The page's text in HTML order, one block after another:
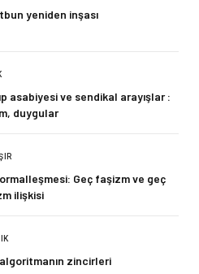
yeniden inşası
asabiyesi ve sendikal arayışlar :
duygular
Geç faşizm ve geç
ilişkisi
algoritmanın zincirleri